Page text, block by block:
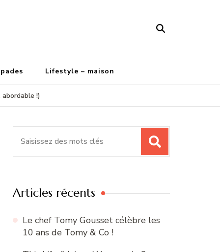
Lifestyle – maison
!)
Articles récents
Le chef Tomy Gousset célèbre les
10 ans de Tomy & Co !